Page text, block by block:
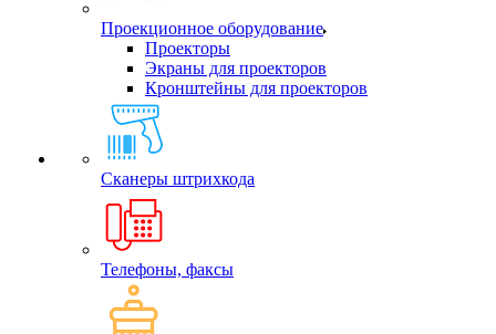
Проекционное оборудование
Проекторы
Экраны для проекторов
Кронштейны для проекторов
Сканеры штрихкода
Телефоны, факсы